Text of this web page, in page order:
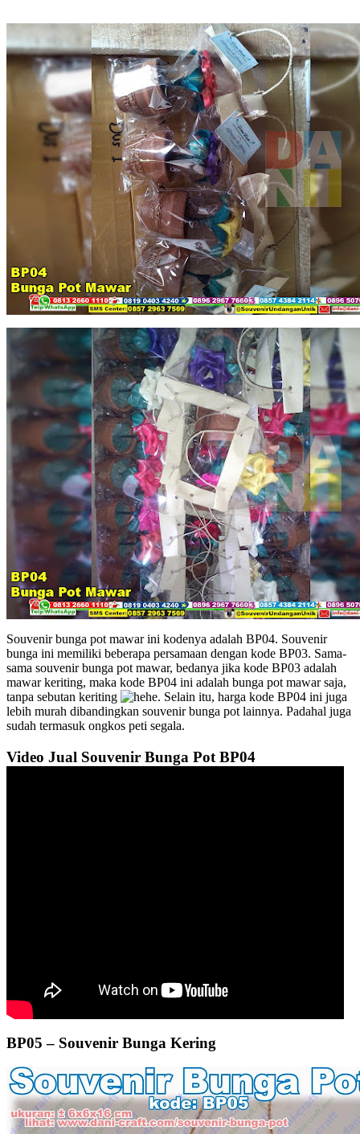
Souvenir bunga pot mawar ini kodenya adalah BP04. Souvenir
bunga ini memiliki beberapa persamaan dengan kode BP03. Sama-
sama souvenir bunga pot mawar, bedanya jika kode BP03 adalah
mawar keriting, maka kode BP04 ini adalah bunga pot mawar saja,
tanpa sebutan keriting
. Selain itu, harga kode BP04 ini juga
lebih murah dibandingkan souvenir bunga pot lainnya. Padahal juga
sudah termasuk ongkos peti segala.
Video Jual Souvenir Bunga Pot BP04
BP05 – Souvenir Bunga Kering